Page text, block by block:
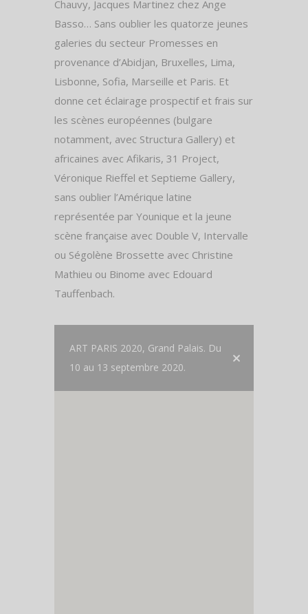
Chauvy, Jacques Martinez chez Ange
Basso… Sans oublier les quatorze jeunes
galeries du secteur Promesses en
provenance d’Abidjan, Bruxelles, Lima,
Lisbonne, Sofia, Marseille et Paris. Et
donne cet éclairage prospectif et frais sur
les scènes européennes (bulgare
notamment, avec Structura Gallery) et
africaines avec Afikaris, 31 Project,
Véronique Rieffel et Septieme Gallery,
sans oublier l’Amérique latine
représentée par Younique et la jeune
scène française avec Double V, Intervalle
ou Ségolène Brossette avec Christine
Mathieu ou Binome avec Edouard
Tauffenbach.
ART PARIS 2020, Grand Palais. Du
10 au 13 septembre 2020.